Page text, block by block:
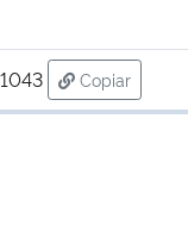
Copiar
para área